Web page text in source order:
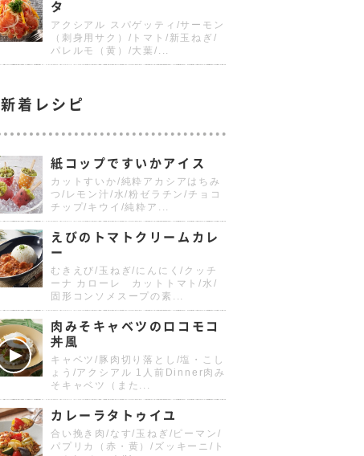
タ
アクシアル スパゲッティ/サーモン
（刺身用サク）/トマト/新玉ねぎ/
パレルモ（黄）/大葉/...
新着レシピ
紙コップですいかアイス
カットすいか/純粋アカシアはちみ
つ/レモン汁/水/粉ゼラチン/チョコ
チップ/キウイ/純粋ア...
えびのトマトクリームカレ
ー
むきえび/玉ねぎ/にんにく/クッチ
ーナ カローレ カットトマト/水/
固形コンソメスープの素...
肉みそキャベツのロコモコ
丼風
キャベツ/豚肉切り落とし/塩・こし
ょう/アクシアル 1人前Dinner肉み
そキャベツ（また...
カレーラタトゥイユ
合い挽き肉/なす/玉ねぎ/ピーマン/
パプリカ（赤・黄）/ズッキーニ/ト